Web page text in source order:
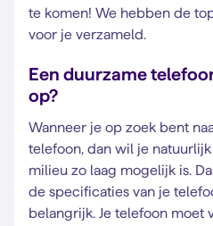
te komen! We hebben de
voor je verzameld.
Een duurzame
op?
Wanneer je op zoek bent
telefoon, dan wil je
milieu zo laag mogelijk is.
de specificaties van je
belangrijk. Je telefoon moet